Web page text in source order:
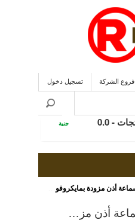
فروع الشركة تسجيل دخول
جنية
يوجيزمو (budd) سماعة أذن مزودة بمايكروفون و كابل من النسيج القوى المُغلف لعدم التشابك